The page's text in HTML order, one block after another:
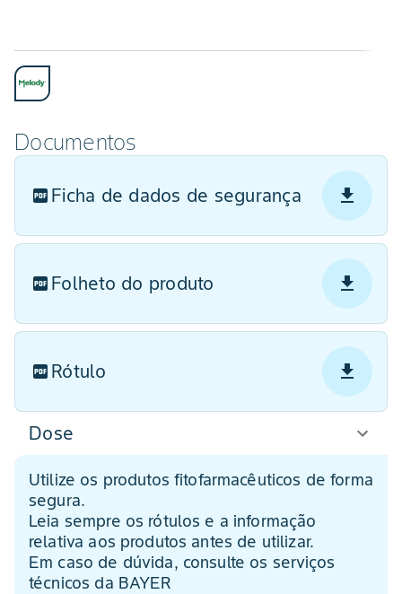
Documentos
Ficha de dados de segurança
Folheto do produto
Rótulo
Dose
Utilize os produtos fitofarmacêuticos de forma
segura.
Leia sempre os rótulos e a informação
relativa aos produtos antes de utilizar.
Em caso de dúvida, consulte os serviços
técnicos da BAYER